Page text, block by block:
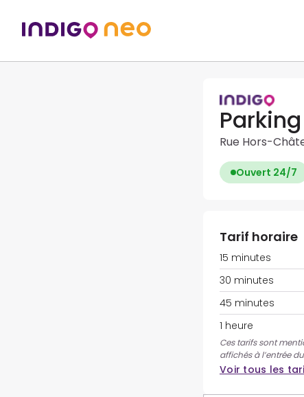
Rue Hors-
Ouvert 24/7
Tarif horaire
15 minutes
30 minutes
45 minutes
1 heure
Ces tarifs sont
affichés à l’entrée
Voir tous les